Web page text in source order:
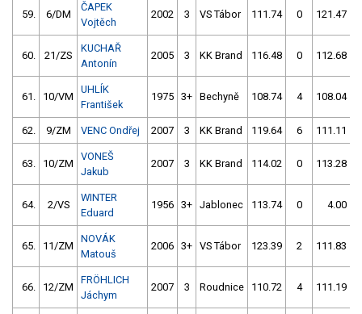
59. 6/DM
ČAPEK
Vojtěch
2002 3 VS Tábor 111.74 0 121.47
60. 21/ZS
KUCHAŘ
Antonín
2005 3 KK Brand 116.48 0 112.68
61. 10/VM
UHLÍK
František
1975 3+ Bechyně 108.74 4 108.04
62. 9/ZM VENC Ondřej 2007 3 KK Brand 119.64 6 111.11
63. 10/ZM
VONEŠ
Jakub
2007 3 KK Brand 114.02 0 113.28
64. 2/VS
WINTER
Eduard
1956 3+ Jablonec 113.74 0 4.00
65. 11/ZM
NOVÁK
Matouš
2006 3+ VS Tábor 123.39 2 111.83
66. 12/ZM
FRÖHLICH
Jáchym
2007 3 Roudnice 110.72 4 111.19